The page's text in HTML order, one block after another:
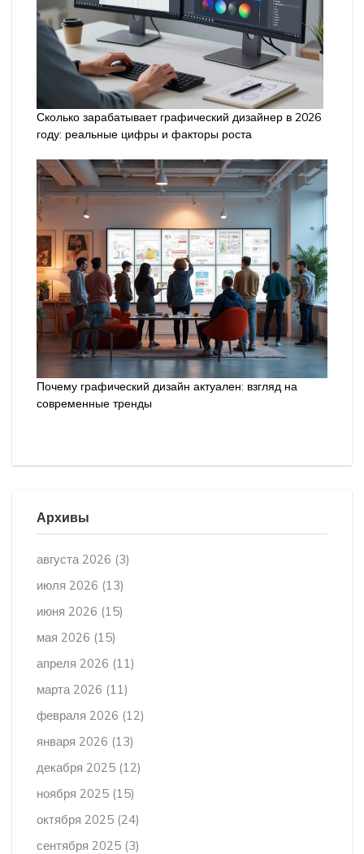
Сколько зарабатывает графический дизайнер в 2026
году: реальные цифры и факторы роста
Почему графический дизайн актуален: взгляд на
современные тренды
Архивы
августа 2026 (3)
июля 2026 (13)
июня 2026 (15)
мая 2026 (15)
апреля 2026 (11)
марта 2026 (11)
февраля 2026 (12)
января 2026 (13)
декабря 2025 (12)
ноября 2025 (15)
октября 2025 (24)
сентября 2025 (3)